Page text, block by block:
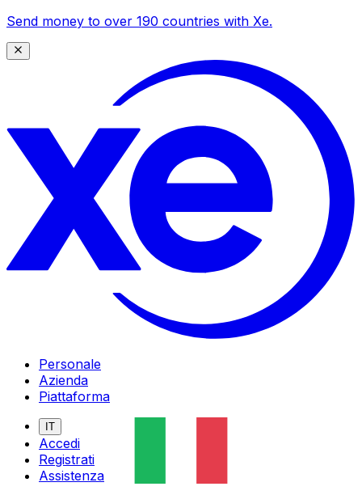
Send money to over 190 countries with Xe.
Personale
Azienda
Piattaforma
IT
Accedi
Registrati
Assistenza